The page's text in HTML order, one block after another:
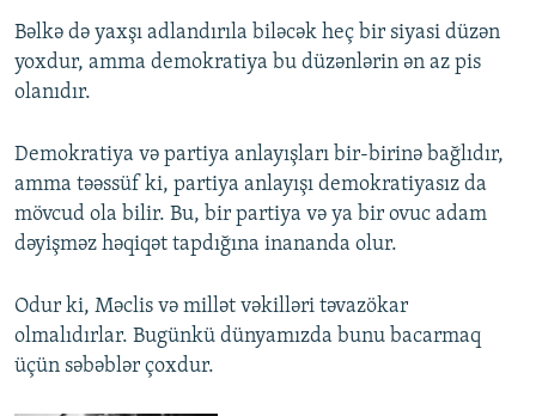
Bəlkə də yaxşı adlandırıla biləcək heç bir siyasi düzən
yoxdur, amma demokratiya bu düzənlərin ən az pis
olanıdır.
Demokratiya və partiya anlayışları bir-birinə bağlıdır,
amma təəssüf ki, partiya anlayışı demokratiyasız da
mövcud ola bilir. Bu, bir partiya və ya bir ovuc adam
dəyişməz həqiqət tapdığına inananda olur.
Odur ki, Məclis və millət vəkilləri təvazökar
olmalıdırlar. Bugünkü dünyamızda bunu bacarmaq
üçün səbəblər çoxdur.